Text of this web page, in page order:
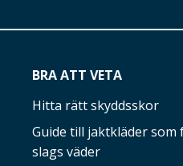
BRA ATT VETA
Hitta rätt skyddsskor
Guide till jaktkläder som
slags väder